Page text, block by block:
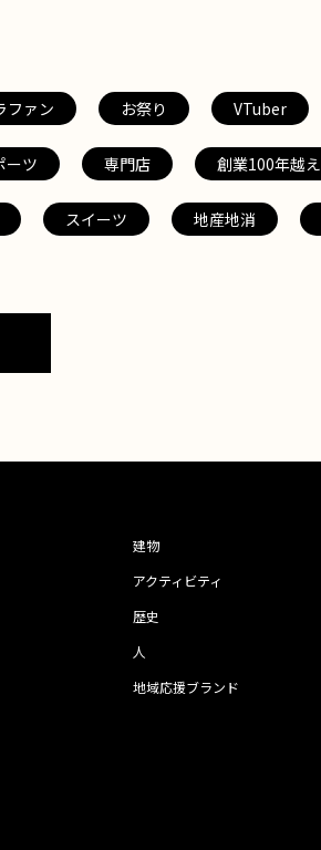
ファン お祭り VTuber
ーツ 専門店 創業100年越え
スイーツ 地産地消
建物
アクティビティ
歴史
人
地域応援ブランド